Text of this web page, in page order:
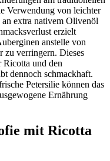
Verwendung von leichter
extra nativem Olivenöl
erzielt
anstelle von
zu verringern. Dieses
Ricotta und den
dennoch schmackhaft.
Petersilie können das
Ernährung
mit Ricotta